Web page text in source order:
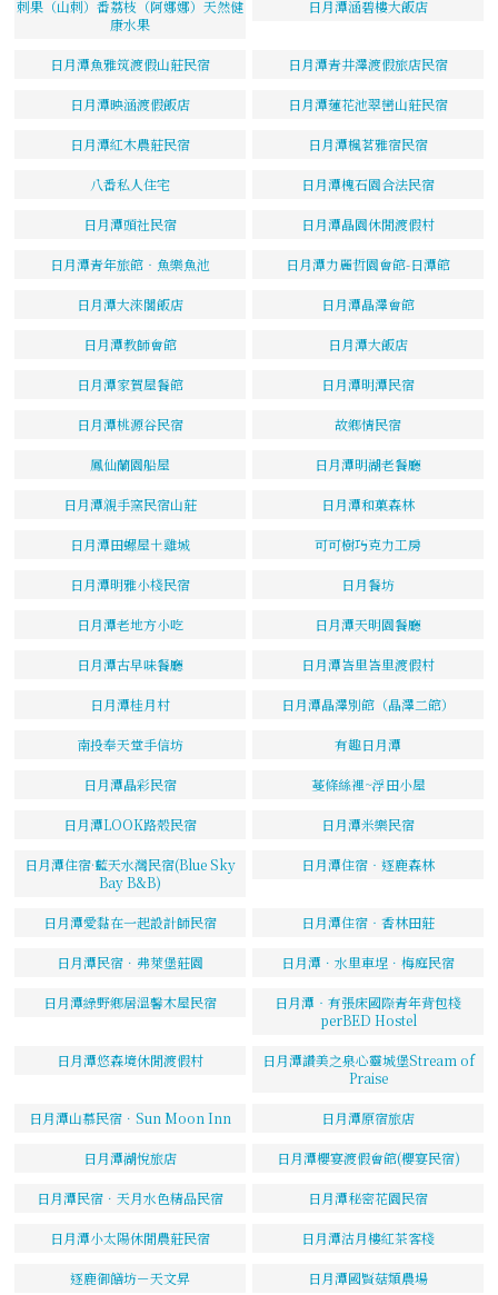
刺果（山刺）番荔枝（阿娜娜）天然健
康水果
日月潭涵碧樓大飯店
日月潭魚雅筑渡假山莊民宿 日月潭青井澤渡假旅店民宿
日月潭映涵渡假飯店 日月潭蓮花池翠巒山莊民宿
日月潭紅木農莊民宿 日月潭楓茗雅宿民宿
八番私人住宅 日月潭槐石園合法民宿
日月潭頭社民宿 日月潭晶園休閒渡假村
日月潭青年旅館‧魚樂魚池 日月潭力麗哲園會館-日潭館
日月潭大淶閣飯店 日月潭晶澤會館
日月潭教師會館 日月潭大飯店
日月潭家賀屋餐館 日月潭明潭民宿
日月潭桃源谷民宿 故鄉情民宿
鳳仙蘭園船屋 日月潭明湖老餐廳
日月潭親手窯民宿山莊 日月潭和菓森林
日月潭田螺屋土雞城 可可樹巧克力工房
日月潭明雅小棧民宿 日月餐坊
日月潭老地方小吃 日月潭天明園餐廳
日月潭古早味餐廳 日月潭峇里峇里渡假村
日月潭桂月村 日月潭晶澤別館（晶澤二館）
南投奉天堂手信坊 有趣日月潭
日月潭晶彩民宿 蔓條絲裡~浮田小屋
日月潭LOOK路殼民宿 日月潭米樂民宿
日月潭住宿·藍天水灣民宿(Blue Sky
Bay B&B)
日月潭住宿‧逐鹿森林
日月潭愛黏在一起設計師民宿 日月潭住宿‧香林田莊
日月潭民宿．弗萊堡莊園 日月潭．水里車埕．梅庭民宿
日月潭綠野鄉居溫馨木屋民宿
日月潭‧有張床國際青年背包棧
perBED Hostel
日月潭悠森境休閒渡假村
日月潭讚美之泉心靈城堡Stream of
Praise
日月潭山慕民宿．Sun Moon Inn 日月潭原宿旅店
日月潭湖悅旅店 日月潭櫻宴渡假會館(櫻宴民宿)
日月潭民宿．天月水色精品民宿 日月潭秘密花園民宿
日月潭小太陽休閒農莊民宿 日月潭沽月樓紅茶客棧
逐鹿御饍坊－天文昇 日月潭國賢菇類農場